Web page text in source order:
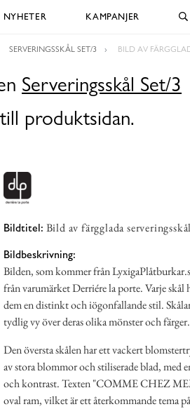
NYHETER KAMPANJER
SERVERINGSSKÅL SET/3 BILD AV
Serveringsskål Set/3
produktsidan.
Bildtitel: Bild av färgglada
Bildbeskrivning:
Bilden, som kommer från
från varumärket Derriére la porte. Varje
dem en distinkt och iögonfallande stil.
tydlig vy över deras olika mönster och färger.
Den översta skålen har ett vackert
av stora blommor och stiliserade blad, med
och kontrast. Texten "COMME CHEZ
oval ram, vilket är ett återkommande tema